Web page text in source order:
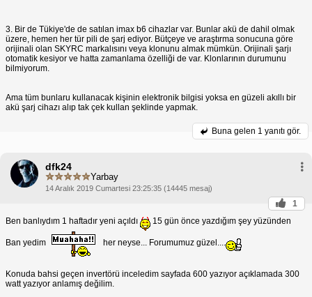
3. Bir de Tükiye'de de satılan imax b6 cihazlar var. Bunlar akü de dahil olmak
üzere, hemen her tür pili de şarj ediyor. Bütçeye ve araştırma sonucuna göre
orijinali olan SKYRC markalısını veya klonunu almak mümkün. Orijinali şarjı
otomatik kesiyor ve hatta zamanlama özelliği de var. Klonlarının durumunu
bilmiyorum.
Ama tüm bunlaru kullanacak kişinin elektronik bilgisi yoksa en güzeli akıllı bir
akü şarj cihazı alıp tak çek kullan şeklinde yapmak.
Buna gelen 1 yanıtı gör.
dfk24
Yarbay
14 Aralık 2019 Cumartesi 23:25:35 (14445 mesaj)
1
Ben banlıydım 1 haftadır yeni açıldı
15 gün önce yazdığım şey yüzünden
Ban yedim her neyse... Forumumuz güzel....
Konuda bahsi geçen invertörü inceledim sayfada 600 yazıyor açıklamada 300
watt yazıyor anlamış değilim.